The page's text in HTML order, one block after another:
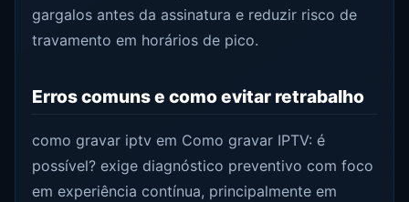
gargalos antes da assinatura e reduzir risco de
travamento em horários de pico.
Erros comuns e como evitar retrabalho
como gravar iptv em Como gravar IPTV: é
possível? exige diagnóstico preventivo com foco
em experiência contínua, principalmente em